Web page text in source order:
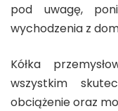
pod uwagę,
wychodzenia z
Kółka
wszystkim
obciążenie oraz